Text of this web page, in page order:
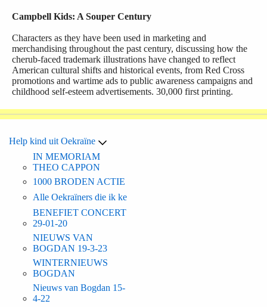
Campbell Kids: A Souper Century
Characters as they have been used in marketing and
merchandising throughout the past century, discussing how the
cherub-faced trademark illustrations have changed to reflect
American cultural shifts and historical events, from Red Cross
promotions and wartime ads to public awareness campaigns and
childhood self-esteem advertisements. 30,000 first printing.
Help kind uit Oekraïne
IN MEMORIAM
THEO CAPPON
1000 BRODEN ACTIE
Alle Oekraïners die ik ke
BENEFIET CONCERT
29-01-20
NIEUWS VAN
BOGDAN 19-3-23
WINTERNIEUWS
BOGDAN
Nieuws van Bogdan 15-
4-22